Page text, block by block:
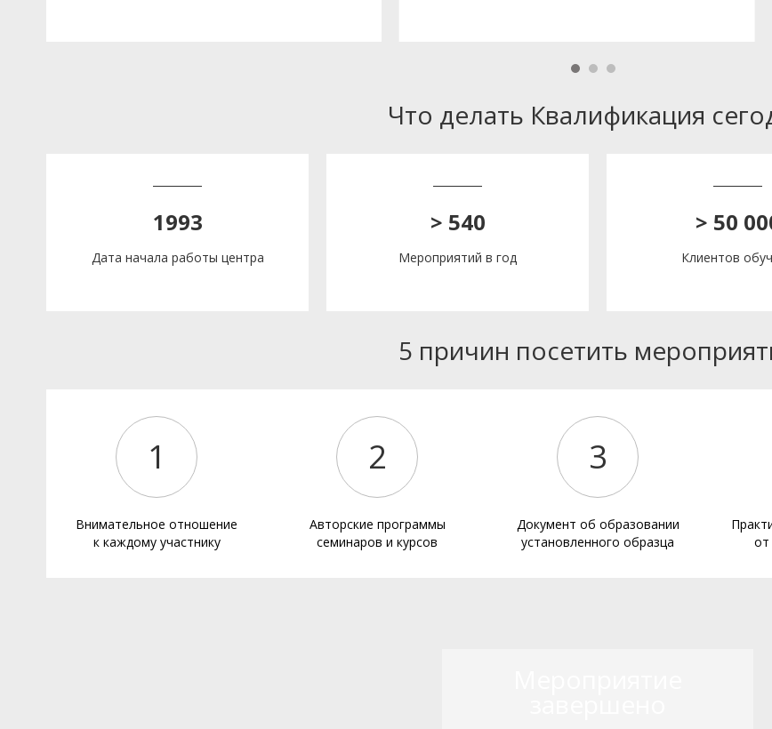
Что делать Квалификация
1993
Дата начала работы центра
> 540
Мероприятий в год
> 50
Клиентов
5 причин посетить
1
Внимательное отношение
к каждому участнику
2
Авторские программы
семинаров и курсов
3
Документ об образовании
установленного образца
от